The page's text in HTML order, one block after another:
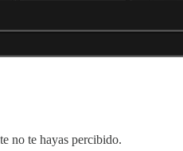
no te hayas percibido.